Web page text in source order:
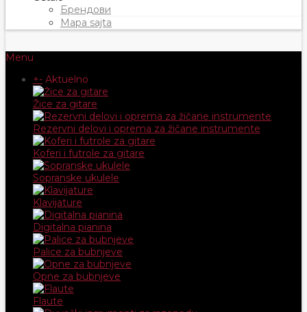
Брендови
Mapa sajta
Menu
+- Aktuelno
Žice za gitare
Rezervni delovi i oprema za žičane instrumente
Koferi i futrole za gitare
Sopranske ukulele
Klavijature
Digitalna pianina
Palice za bubnjeve
Opne za bubnjeve
Flaute